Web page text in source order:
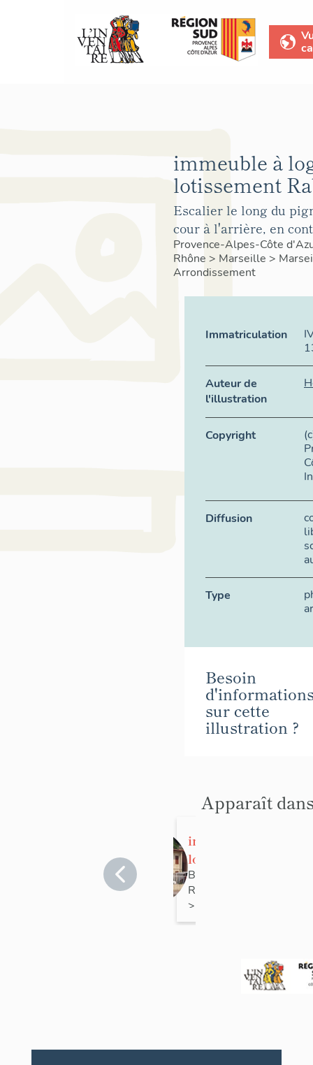
immeuble à
lotissement
Escalier le long du
cour à l'arrière, en
Provence-Alpes-Côte
Rhône > Marseille >
Arrondissement
Immatriculation
Auteur de
l'illustration
Copyright
Diffusion
Type
Besoin
sur cette
illustration ?
Apparaît
immeuble à
logements,
du
lotissement
Rabezzana
Bouches-du-
Rhône
>
Marseille 16e